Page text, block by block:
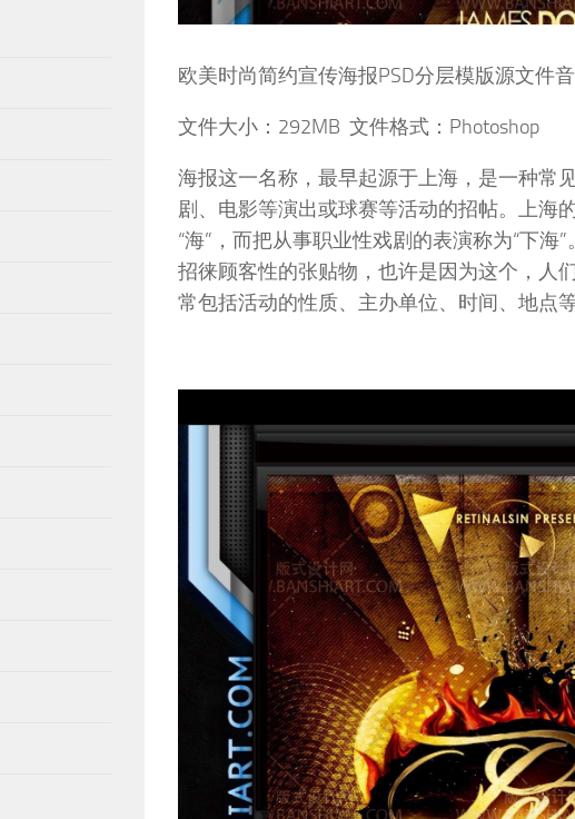
欧美时尚简约宣传海报PSD分层模版源文件
文件大小：292MB 文件格式：Photoshop
海报这一名称，最早起源于上海，是一种常
剧、电影等演出或球赛等活动的招帖。上海
“海”，而把从事职业性戏剧的表演称为“下海
招徕顾客性的张贴物，也许是因为这个，人
常包括活动的性质、主办单位、时间、地点